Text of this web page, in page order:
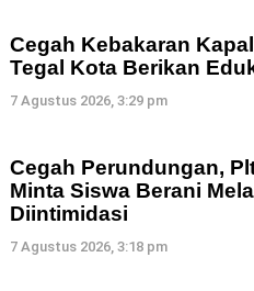
Cegah Kebakaran
Tegal Kota Berikan
7 Agustus 2026, 3:29 pm
Cegah Perundungan,
Minta Siswa Berani
Diintimidasi
7 Agustus 2026, 3:18 pm